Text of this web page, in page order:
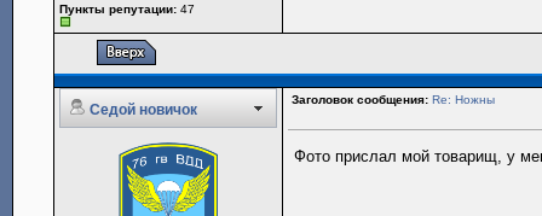
Пункты репутации: 47
Седой новичок
Заголовок сообщения: Re: Ножны
Фото прислал мой товарищ, у